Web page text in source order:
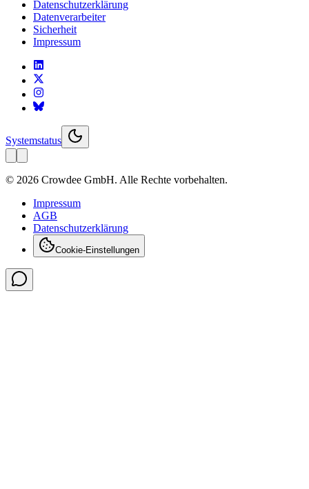
Datenschutzerklärung
Datenverarbeiter
Sicherheit
Impressum
Systemstatus
© 2026 Crowdee GmbH. Alle Rechte vorbehalten.
Impressum
AGB
Datenschutzerklärung
Cookie-Einstellungen